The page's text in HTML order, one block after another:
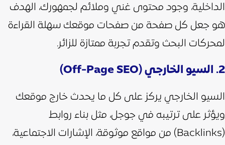
الداخلية، وجود محتوى غني وملائم لجمهورك، الهدف
هو جعل كل صفحة من صفحات موقعك سهلة القراءة
لمحركات البحث وتقدم تجربة ممتازة للزائر.
2. السيو الخارجي (Off-Page SEO)
السيو الخارجي يركز على كل ما يحدث خارج موقعك
ويؤثر على ترتيبه في جوجل، مثل بناء روابط
(Backlinks) من مواقع موثوقة، الإشارات الاجتماعية،